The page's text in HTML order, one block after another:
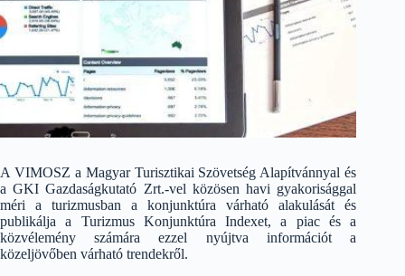
A VIMOSZ a Magyar Turisztikai Szövetség Alapítvánnyal és
a GKI Gazdaságkutató Zrt.-vel közösen havi gyakorisággal
méri a turizmusban a konjunktúra várható alakulását és
publikálja a Turizmus Konjunktúra Indexet, a piac és a
közvélemény számára ezzel nyújtva információt a
közeljövőben várható trendekről.